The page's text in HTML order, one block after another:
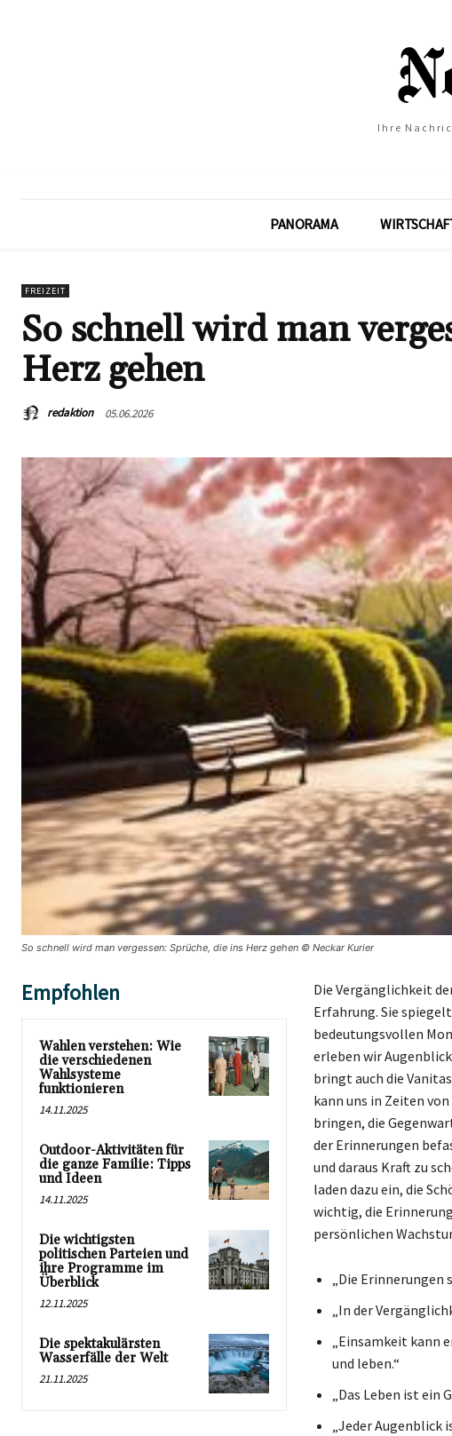
Ihre
PANORAMA
FREIZEIT
So schnell wird man
Herz gehen
redaktion 05.06.2026
So schnell wird man vergessen: Sprüche, die ins Herz gehen © Neckar Kurier
Empfohlen
Wahlen verstehen: Wie
die verschiedenen
Wahlsysteme
funktionieren
14.11.2025
Outdoor-Aktivitäten für
die ganze Familie: Tipps
und Ideen
14.11.2025
Die wichtigsten
politischen Parteien und
ihre Programme im
Überblick
12.11.2025
Die spektakulärsten
Wasserfälle der Welt
21.11.2025
Die Vergänglichkeit
Erfahrung. Sie
bedeutungsvollen
erleben wir
bringt auch die
kann uns in Zeiten
bringen, die
der Erinnerungen
und daraus Kraft zu
laden dazu ein, die
wichtig, die
persönlichen
„Die
„In der
„Einsamkeit kann
und leben.“
„Das Leben ist
„Jeder